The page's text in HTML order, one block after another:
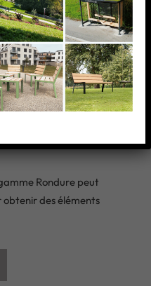
Rondure peut
des éléments